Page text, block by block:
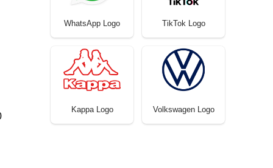
WhatsApp Logo TikTok Logo
Kappa Logo Volkswagen Logo